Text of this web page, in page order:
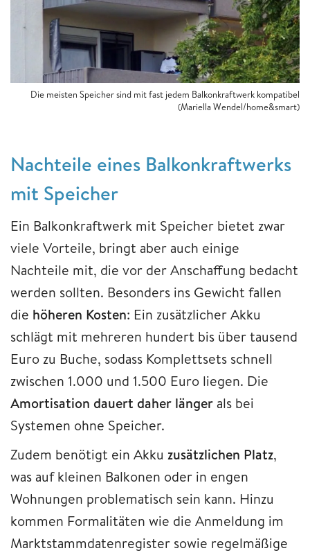
Die meisten Speicher sind mit fast jedem Balkonkraftwerk kompatibel
(Mariella Wendel/home&smart)
Nachteile eines Balkonkraftwerks
mit Speicher
Ein Balkonkraftwerk mit Speicher bietet zwar
viele Vorteile, bringt aber auch einige
Nachteile mit, die vor der Anschaffung bedacht
werden sollten. Besonders ins Gewicht fallen
die höheren Kosten: Ein zusätzlicher Akku
schlägt mit mehreren hundert bis über tausend
Euro zu Buche, sodass Komplettsets schnell
zwischen 1.000 und 1.500 Euro liegen. Die
Amortisation dauert daher länger als bei
Systemen ohne Speicher.
Zudem benötigt ein Akku zusätzlichen Platz,
was auf kleinen Balkonen oder in engen
Wohnungen problematisch sein kann. Hinzu
kommen Formalitäten wie die Anmeldung im
Marktstammdatenregister sowie regelmäßige